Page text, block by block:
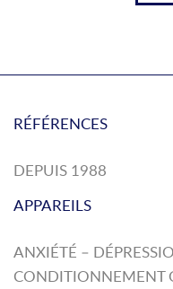
RÉFÉRENCES
DEPUIS 1988
APPAREILS
ANXIÉTÉ –
CONDITIONNEMENT